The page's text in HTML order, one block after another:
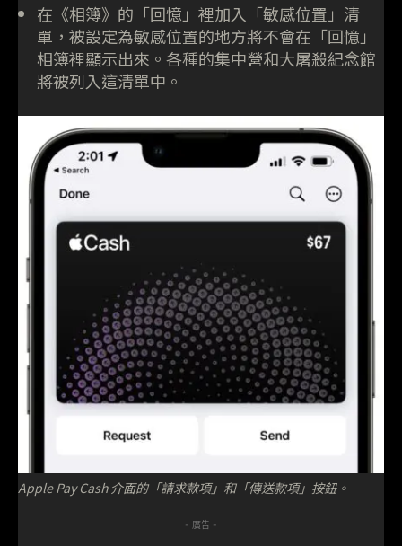
在《相簿》的「回憶」裡加入「敏感位置」清
單，被設定為敏感位置的地方將不會在「回憶」
相簿裡顯示出來。各種的集中營和大屠殺紀念館
將被列入這清單中。
Apple Pay Cash 介面的「請求款項」和「傳送款項」按鈕。
- 廣告 -